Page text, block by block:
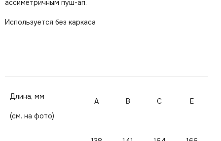
ассиметричным пуш-ап.
Используется без каркаса
Длина, мм
(см. на фото)
A B C E